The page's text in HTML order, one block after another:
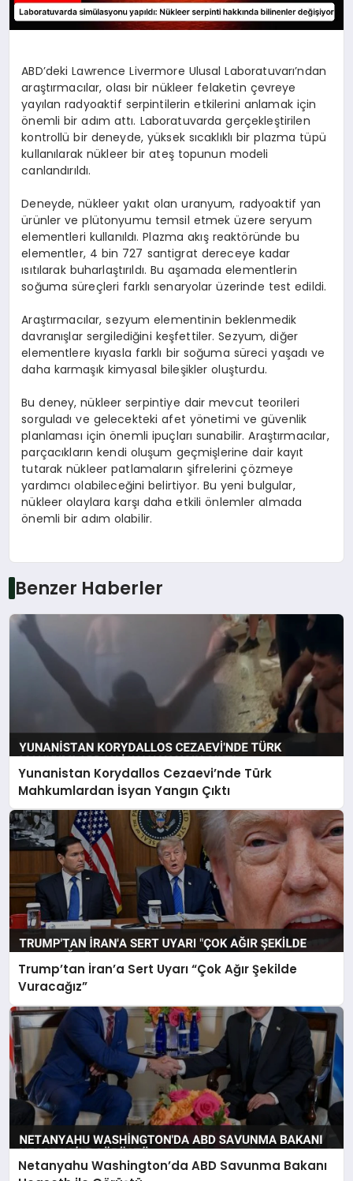
ABD’deki Lawrence Livermore Ulusal Laboratuvarı’ndan
araştırmacılar, olası bir nükleer felaketin çevreye
yayılan radyoaktif serpintilerin etkilerini anlamak için
önemli bir adım attı. Laboratuvarda gerçekleştirilen
kontrollü bir deneyde, yüksek sıcaklıklı bir plazma tüpü
kullanılarak nükleer bir ateş topunun modeli
canlandırıldı.
Deneyde, nükleer yakıt olan uranyum, radyoaktif yan
ürünler ve plütonyumu temsil etmek üzere seryum
elementleri kullanıldı. Plazma akış reaktöründe bu
elementler, 4 bin 727 santigrat dereceye kadar
ısıtılarak buharlaştırıldı. Bu aşamada elementlerin
soğuma süreçleri farklı senaryolar üzerinde test edildi.
Araştırmacılar, sezyum elementinin beklenmedik
davranışlar sergilediğini keşfettiler. Sezyum, diğer
elementlere kıyasla farklı bir soğuma süreci yaşadı ve
daha karmaşık kimyasal bileşikler oluşturdu.
Bu deney, nükleer serpintiye dair mevcut teorileri
sorguladı ve gelecekteki afet yönetimi ve güvenlik
planlaması için önemli ipuçları sunabilir. Araştırmacılar,
parçacıkların kendi oluşum geçmişlerine dair kayıt
tutarak nükleer patlamaların şifrelerini çözmeye
yardımcı olabileceğini belirtiyor. Bu yeni bulgular,
nükleer olaylara karşı daha etkili önlemler almada
önemli bir adım olabilir.
Benzer Haberler
Yunanistan Korydallos Cezaevi’nde Türk
Mahkumlardan İsyan Yangın Çıktı
Trump’tan İran’a Sert Uyarı “Çok Ağır Şekilde
Vuracağız”
Netanyahu Washington’da ABD Savunma Bakanı